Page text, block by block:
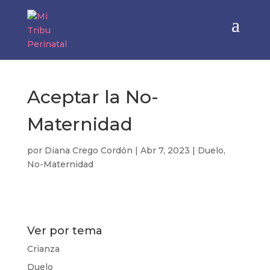
Aceptar la No-
Maternidad
por Diana Crego Cordón | Abr 7, 2023 | Duelo,
No-Maternidad
Ver por tema
Crianza
Duelo